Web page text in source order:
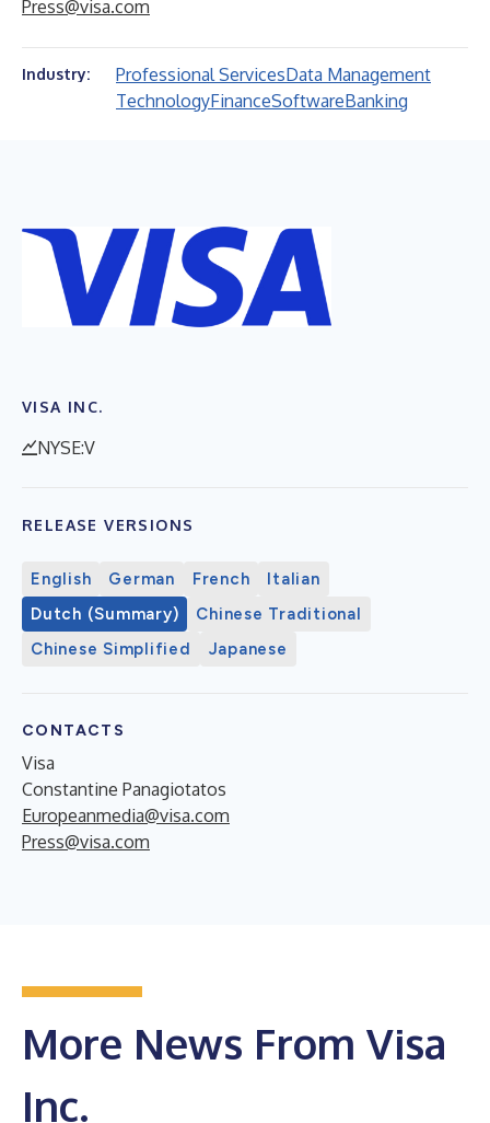
Press@visa.com
Industry: Professional ServicesData Management
TechnologyFinanceSoftwareBanking
VISA INC.
NYSE:V
RELEASE VERSIONS
English German French
Italian
Dutch (Summary)
Chinese Traditional
Chinese Simplified
Japanese
CONTACTS
Visa
Constantine Panagiotatos
Europeanmedia@visa.com
Press@visa.com
More News From Visa
Inc.